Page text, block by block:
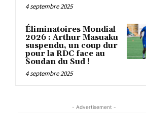
4 septembre 2025
Éliminatoires Mondial
2026 : Arthur Masuaku
suspendu, un coup dur
pour la RDC face au
Soudan du Sud !
4 septembre 2025
- Advertisement -